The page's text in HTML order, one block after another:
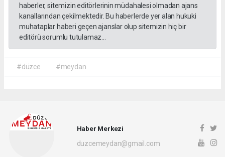
haberler, sitemizin editörlerinin müdahalesi olmadan ajans
kanallarından çekilmektedir. Bu haberlerde yer alan hukuki
muhataplar haberi geçen ajanslar olup sitemizin hiç bir
editörü sorumlu tutulamaz...
#düzce #meydan
Haber Merkezi
duzcemeydan@gmail.com